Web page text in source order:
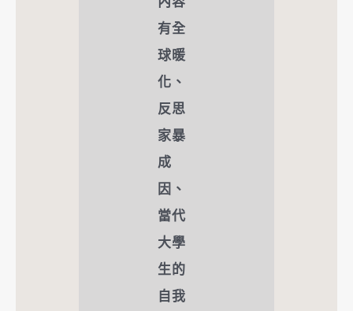
有全
球暖
化、
反思
家暴
成
因、
當代
大學
生的
自我